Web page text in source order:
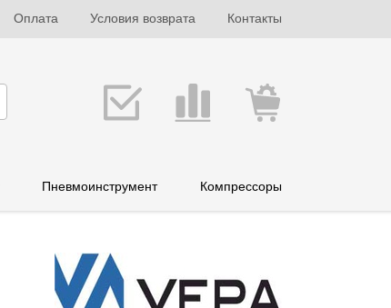
Оплата Условия возврата Контакты
Пневмоинструмент Компрессоры